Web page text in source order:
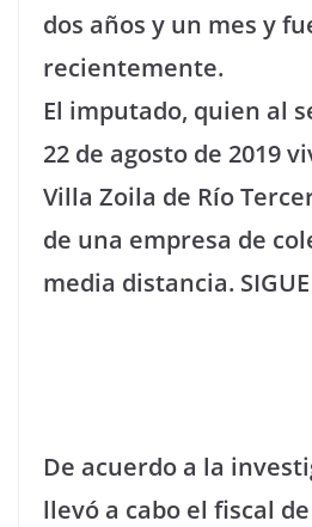
dos años y un mes y
recientemente.
El imputado, quien al
22 de agosto de 2019
Villa Zoila de Río
de una empresa de
media distancia. SIGUE
De acuerdo a la
llevó a cabo el fiscal